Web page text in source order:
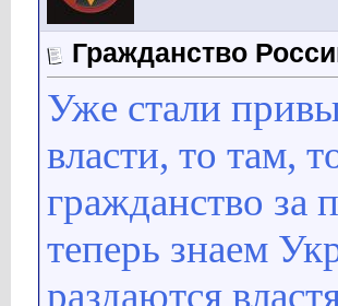
Гражданство
Уже стали
власти, то там,
гражданство за
теперь знаем
раздаются